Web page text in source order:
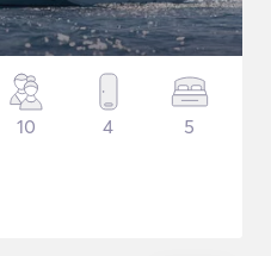
10 4 5